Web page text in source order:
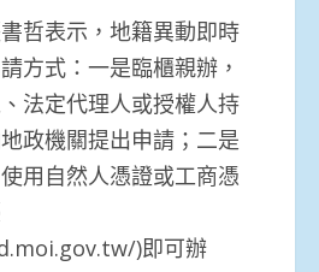
哲表示，地籍異動即時
方式：一是臨櫃親辦，
法定代理人或授權人持
政機關提出申請；二是
用自然人憑證或工商憑
)即可辦